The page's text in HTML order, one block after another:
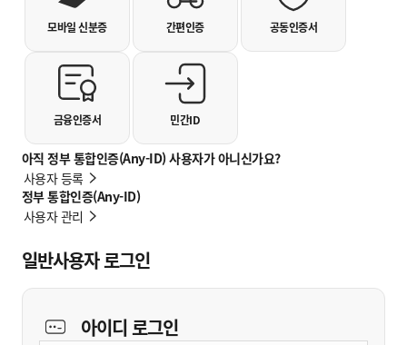
아직 정부 통합인증(Any-ID) 사용자가 아니신가요?
사용자 등록
정부 통합인증(Any-ID)
사용자 관리
모바일 신분증 간편인증 공동인증서
금융인증서 민간ID
일반사용자 로그인
아이디로그인